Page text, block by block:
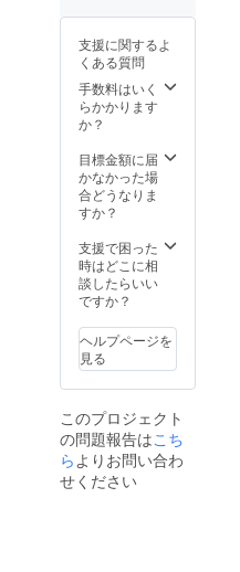
する名
考欄に
ご記入
くださ
い！
【Tシャ
ズ＜参
考サイ
ズ＞】
S：胸囲
/ 着丈６
３cm
M：胸
囲９１
丈６６
cm L：
胸囲９
２cm /
９cm
XL：胸
囲１０
５cm /
着丈７
レード
を収め
た限定
動画の
視聴
URL（
１年
内） ★
わたが
し配布
を収め
たパン
フレッ
ト（２
年春発
送予
定） ★
２０２
開予定
のわた
プロHP
に個人
スポン
支援に関するよ
くある質問
手数料はいく
らかかります
か？
目標金額に届
かなかった場
合どうなりま
すか？
支援で困った
時はどこに相
談したらいい
ですか？
ヘルプページを
見る
このプロジェクト
の問題報告はこち
ら よりお問い合わ
せください